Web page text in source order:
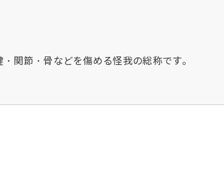
関節・骨などを傷める怪我の総称です。